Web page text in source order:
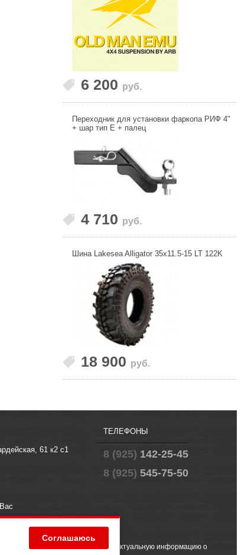
6 200 руб.
Переходник для установки фаркопа РИФ 4"
+ шар тип E + палец
4 710 руб.
Шина Lakesea Alligator 35x11.5-15 LT 122K
18 900 руб.
61 к2 с1
ТЕЛЕФОНЫ
8 (925) 142-25-45
8 (925) 545-75-50
РФ. Чтобы получить точную и актуальную информацию о
Соглашаюсь